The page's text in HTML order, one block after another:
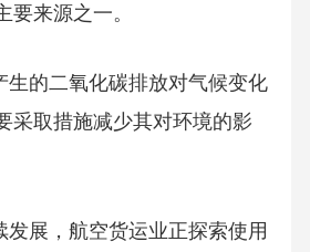
要来源之一。
生的二氧化碳排放对气候变化
采取措施减少其对环境的影
发展，航空货运业正探索使用